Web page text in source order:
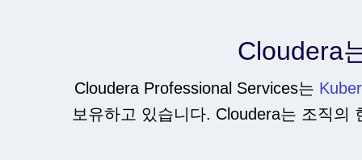
Cloudera
Cloudera Professional Services는
보유하고 있습니다. Cloudera는 조직의